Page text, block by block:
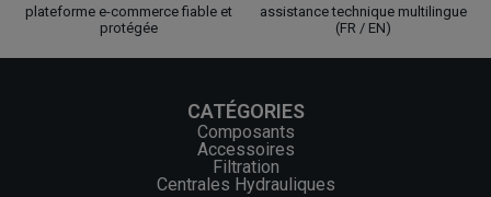
plateforme e-commerce fiable et
protégée
assistance technique multilingue
(FR / EN)
CATÉGORIES
Composants
Accessoires
Filtration
Centrales Hydrauliques